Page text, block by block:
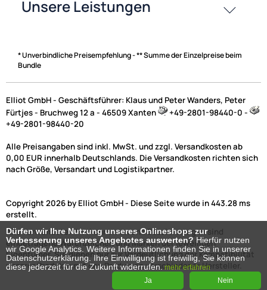
* Unverbindliche Preisempfehlung - ** Summe der Einzelpreise beim
Bundle
Elliot GmbH - Geschäftsführer: Klaus und Peter Wanders, Peter
Fürtjes - Bruchweg 12 a - 46509 Xanten
+49-2801-98440-0 -
+49-2801-98440-20
Alle Preisangaben sind inkl. MwSt. und zzgl. Versandkosten ab
0,00 EUR innerhalb Deutschlands. Die Versandkosten richten sich
nach Größe, Versandart und Logistikpartner.
Copyright 2026 by Elliot GmbH - Diese Seite wurde in 443.28 ms
erstellt.
Alle verwendeten Markennamen und Bezeichnungen sind
eingetragene Warenzeichen und Marken der jeweiligen
Eigentümer. Sie dienen nur zur Verdeutlichung der Kompatibilität
unserer Produkte mit den Produkten verschiedener Hersteller.
Dürfen wir Ihre Nutzung unseres Onlineshops zur
Verbesserung unseres Angebotes auswerten?Hierfür nutzen
wir Google Analytics. Weitere Informationen finden Sie in unserer
Datenschutzerklärung. Ihre Einwilligung ist freiwillig, Sie können
diese jederzeit für die Zukunft widerrufen. mehr erfahren
Nein
Ja